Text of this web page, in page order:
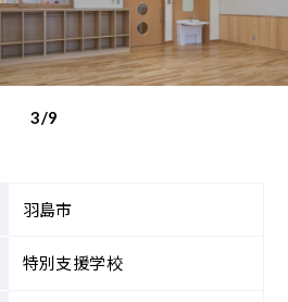
3/9
羽島市
特別支援学校